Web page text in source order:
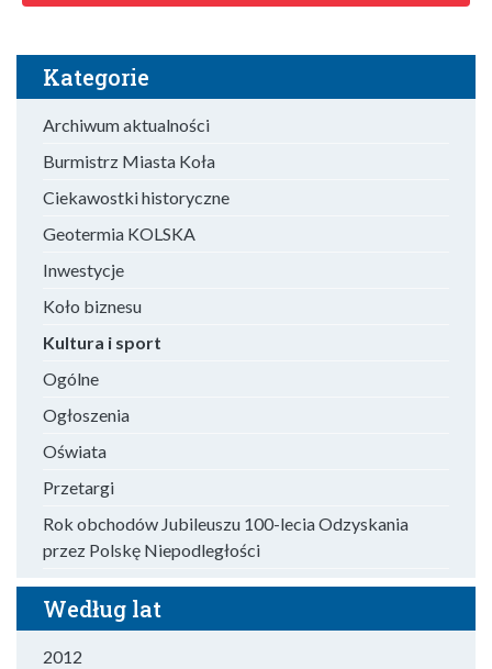
Kategorie
Archiwum aktualności
Burmistrz Miasta Koła
Ciekawostki historyczne
Geotermia KOLSKA
Inwestycje
Koło biznesu
Kultura i sport
Ogólne
Ogłoszenia
Oświata
Przetargi
Rok obchodów Jubileuszu 100-lecia Odzyskania
przez Polskę Niepodległości
Według lat
2012